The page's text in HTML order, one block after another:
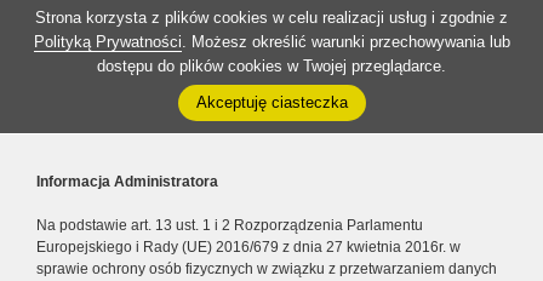
Strona korzysta z plików cookies w celu realizacji usług i zgodnie z
Polityką Prywatności. Możesz określić warunki przechowywania lub
dostępu do plików cookies w Twojej przeglądarce.
Akceptuję ciasteczka
Informacja Administratora
Na podstawie art. 13 ust. 1 i 2 Rozporządzenia Parlamentu
Europejskiego i Rady (UE) 2016/679 z dnia 27 kwietnia 2016r. w
sprawie ochrony osób fizycznych w związku z przetwarzaniem danych